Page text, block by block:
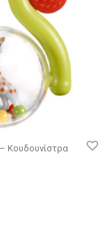
Κουδουνίστρα